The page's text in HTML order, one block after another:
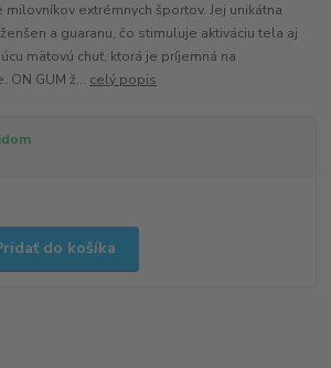
extrémnych športov. Jej unikátna
a guaranu, čo stimuluje aktiváciu tela aj
mätovú chuť, ktorá je príjemná na
ON GUM ž... celý popis
do košíka